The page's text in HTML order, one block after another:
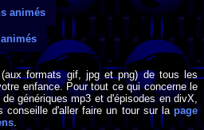
animés
formats gif, jpg et png) de tous les
enfance. Pour tout ce qui concerne le
génériques mp3 et d'épisodes en divX,
conseille d'aller faire un tour sur la page
.